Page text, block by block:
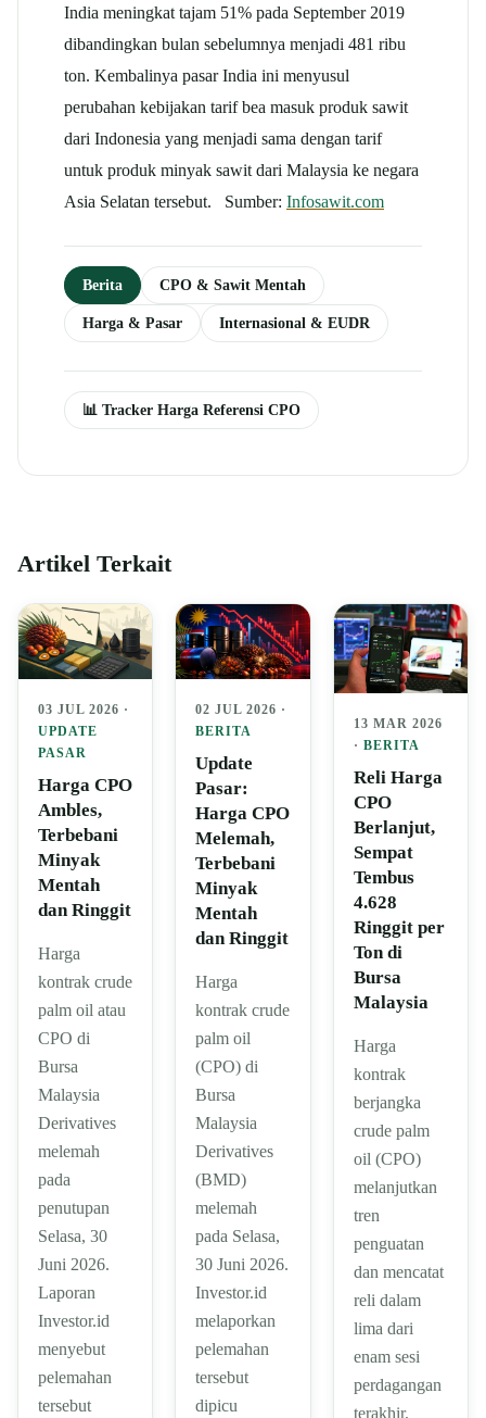
India meningkat tajam 51% pada September 2019
dibandingkan bulan sebelumnya menjadi 481 ribu
ton. Kembalinya pasar India ini menyusul
perubahan kebijakan tarif bea masuk produk sawit
dari Indonesia yang menjadi sama dengan tarif
untuk produk minyak sawit dari Malaysia ke negara
Asia Selatan tersebut. Sumber: Infosawit.com
Berita CPO & Sawit Mentah
Harga & Pasar Internasional & EUDR
📊 Tracker Harga Referensi CPO
Artikel Terkait
03 JUL 2026 ·
UPDATE
PASAR
Harga CPO
Ambles,
Terbebani
Minyak
Mentah
dan Ringgit
Harga
kontrak crude
palm oil atau
CPO di
Bursa
Malaysia
Derivatives
melemah
pada
penutupan
Selasa, 30
Juni 2026.
Laporan
Investor.id
menyebut
pelemahan
tersebut
02 JUL 2026 ·
BERITA
Update
Pasar:
Harga CPO
Melemah,
Terbebani
Minyak
Mentah
dan Ringgit
Harga
kontrak crude
palm oil
(CPO) di
Bursa
Malaysia
Derivatives
(BMD)
melemah
pada Selasa,
30 Juni 2026.
Investor.id
melaporkan
pelemahan
tersebut
dipicu
13 MAR 2026
· BERITA
Reli Harga
CPO
Berlanjut,
Sempat
Tembus
4.628
Ringgit per
Ton di
Bursa
Malaysia
Harga
kontrak
berjangka
crude palm
oil (CPO)
melanjutkan
tren
penguatan
dan mencatat
reli dalam
lima dari
enam sesi
perdagangan
terakhir.